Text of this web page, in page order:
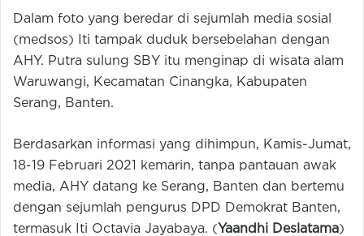
Dalam foto yang beredar di sejumlah media sosial
(medsos) Iti tampak duduk bersebelahan dengan
AHY. Putra sulung SBY itu menginap di wisata alam
Waruwangi, Kecamatan Cinangka, Kabupaten
Serang, Banten.
Berdasarkan informasi yang dihimpun, Kamis-Jumat,
18-19 Februari 2021 kemarin, tanpa pantauan awak
media, AHY datang ke Serang, Banten dan bertemu
dengan sejumlah pengurus DPD Demokrat Banten,
termasuk Iti Octavia Jayabaya. ( Yaandhi Deslatama)